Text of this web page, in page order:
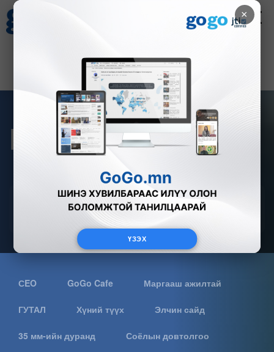
×
ҮЗЭХ
Зурхай
8.06
Гарааны бизнес
Шинэхэн бизнесээ эхлүүлж яваа гарааны бизнес эрхлэгч
нарыг танилцуулах Гарааны бизнес булан
СEO GoGo Cafe Маргааш ажилтай
ГУТАЛ Хүний түүх Элчин сайд
35 мм-ийн дуранд Соёлын довтолгоо